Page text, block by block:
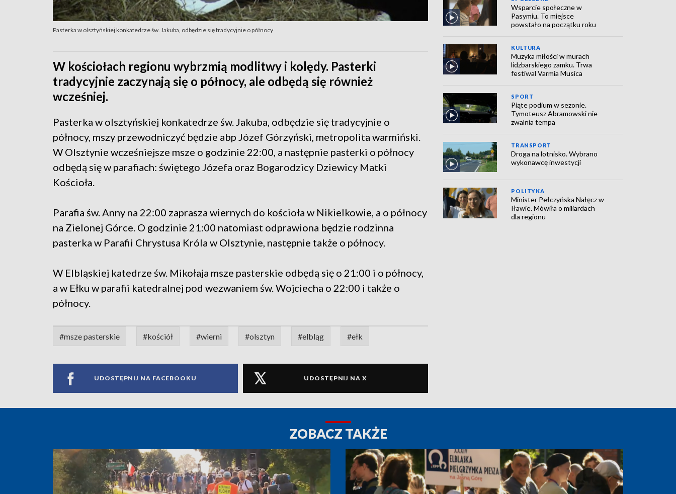
Pasterka w olsztyńskiej konkatedrze św. Jakuba, odbędzie się tradycyjnie o północy
W kościołach regionu wybrzmią modlitwy i kolędy. Pasterki
tradycyjnie zaczynają się o północy, ale odbędą się również
wcześniej.
Pasterka w olsztyńskiej konkatedrze św. Jakuba, odbędzie się tradycyjnie o
północy, mszy przewodniczyć będzie abp Józef Górzyński, metropolita warmiński.
W Olsztynie wcześniejsze msze o godzinie 22:00, a następnie pasterki o północy
odbędą się w parafiach: świętego Józefa oraz Bogarodzicy Dziewicy Matki
Kościoła.
Parafia św. Anny na 22:00 zaprasza wiernych do kościoła w Nikielkowie, a o północy
na Zielonej Górce. O godzinie 21:00 natomiast odprawiona będzie rodzinna
pasterka w Parafii Chrystusa Króla w Olsztynie, następnie także o północy.
W Elbląskiej katedrze św. Mikołaja msze pasterskie odbędą się o 21:00 i o północy,
a w Ełku w parafii katedralnej pod wezwaniem św. Wojciecha o 22:00 i także o
północy.
#msze pasterskie #kościół #wierni #olsztyn #elbląg #ełk
UDOSTĘPNIJ NA FACEBOOKU UDOSTĘPNIJ NA X
Wsparcie społeczne w
Pasymiu. To miejsce
powstało na początku roku
KULTURA
Muzyka miłości w murach
lidzbarskiego zamku. Trwa
festiwal Varmia Musica
SPORT
Piąte podium w sezonie.
Tymoteusz Abramowski nie
zwalnia tempa
TRANSPORT
Droga na lotnisko. Wybrano
wykonawcę inwestycji
POLITYKA
Minister Pełczyńska Nałęcz w
Iławie. Mówiła o miliardach
dla regionu
ZOBACZ TAKŻE